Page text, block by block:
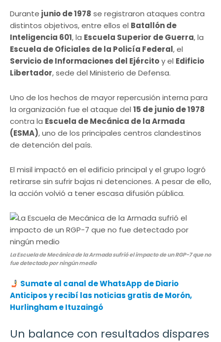
Durante junio de 1978 se registraron ataques contra
distintos objetivos, entre ellos el Batallón de
Inteligencia 601, la Escuela Superior de Guerra, la
Escuela de Oficiales de la Policía Federal, el
Servicio de Informaciones del Ejércitoy el Edificio
Libertador, sede del Ministerio de Defensa.
Uno de los hechos de mayor repercusión interna para
la organización fue el ataque del 15 de junio de 1978
contra la Escuela de Mecánica de la Armada
(ESMA), uno de los principales centros clandestinos
de detención del país.
El misil impactó en el edificio principal y el grupo logró
retirarse sin sufrir bajas ni detenciones. A pesar de ello,
la acción volvió a tener escasa difusión pública.
La Escuela de Mecánica de la Armada sufrió el impacto de un RGP-7 que no
fue detectado por ningún medio
Sumate al canal de WhatsApp de Diario
Anticipos y recibí las noticias gratis de Morón,
Hurlingham e Ituzaingó
Un balance con resultados dispares